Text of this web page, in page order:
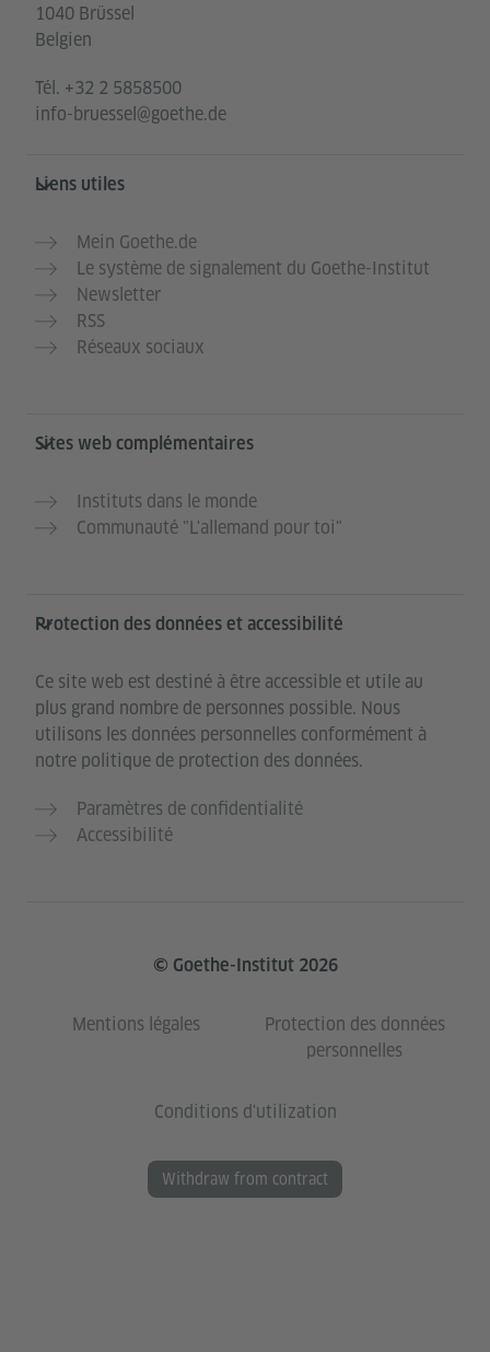
1040 Brüssel
Belgien
Tél. +32 2 5858500
info-bruessel@goethe.de
Liens utiles
Mein Goethe.de
Le système de signalement du Goethe-Institut
Newsletter
RSS
Réseaux sociaux
Sites web complémentaires
Instituts dans le monde
Communauté "L'allemand pour toi"
Protection des données et accessibilité
Ce site web est destiné à être accessible et utile au
plus grand nombre de personnes possible. Nous
utilisons les données personnelles conformément à
notre politique de protection des données.
Paramètres de confidentialité
Accessibilité
© Goethe-Institut 2026
Mentions légales
Protection des données
personnelles
Conditions d'utilization
Withdraw from contract